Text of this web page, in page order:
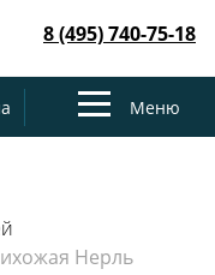
8 (495) 740-75-18
ToggleМеню
Нерль